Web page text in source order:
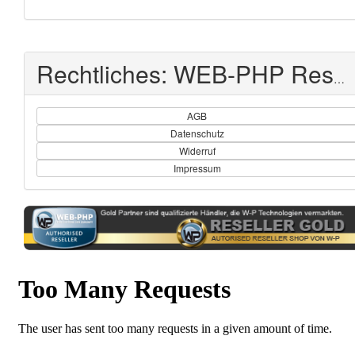
Rechtliches: WEB-PHP Reseller Shop
AGB
Datenschutz
Widerruf
Impressum